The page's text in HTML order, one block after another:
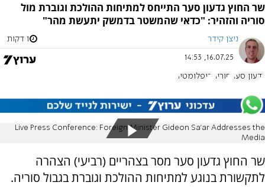
שר החוץ גדעון סער התייחס למתיחות ההולכת וגוברת מול
סוריה והזהיר: "כדאי שהמשטר בדמשק יתעשת מהר"
ניצן קידר 1 דקות
16.07.25, 14:53
גדעון סער סוריה דיפלומטיה
Live Press Conference: Foreign Minister Gideon Sa’ar Addresses the
Media
שר החוץ גדעון סער מסר בצהריים (רביעי) הצהרה
לתקשורת בנוגע למתיחות ההולכת וגוברת בגבול סוריה.